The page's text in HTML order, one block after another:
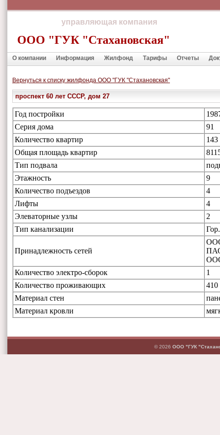
управляющая компания
ООО "ГУК "Стахановская"
О компании Информация Жилфонд Тарифы Отчеты
Вернуться к списку жилфонда ООО "ГУК "Стахановская"
проспект 60 лет СССР, дом 27
Год постройки
Серия дома
91
Количество квартир
143
Общая площадь квартир
Тип подвала
Этажность
9
Количество подъездов
4
Лифты
4
Элеваторные узлы
2
Тип канализации
Принадлежность сетей
Количество электро-сборок
1
Количество проживающих
410
Материал стен
Материал кровли
© 2026 ООО "ГУК